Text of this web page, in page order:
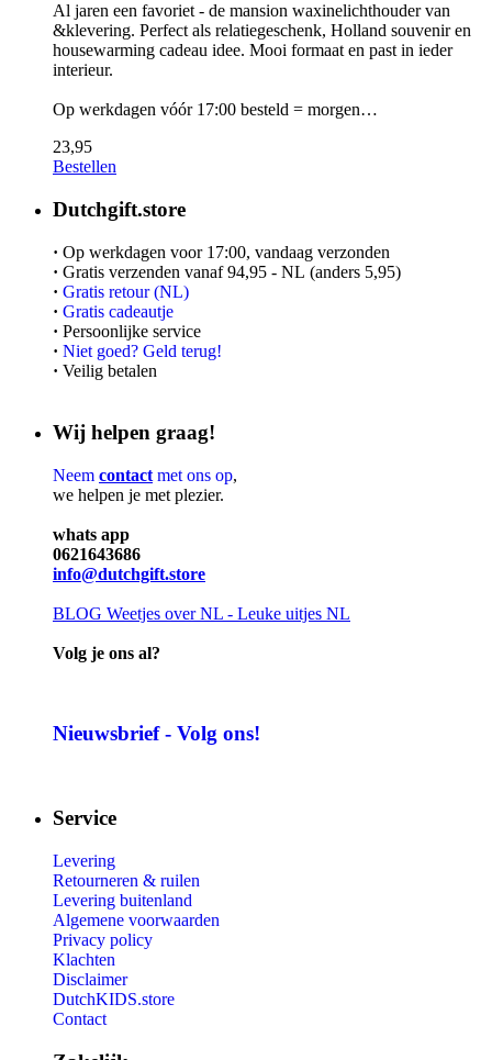
Al jaren een favoriet - de mansion waxinelichthouder van
&klevering. Perfect als relatiegeschenk, Holland souvenir en
housewarming cadeau idee. Mooi formaat en past in ieder
interieur.
Op werkdagen vóór 17:00 besteld = morgen…
23,95
Bestellen
Dutchgift.store
· Op werkdagen voor 17:00, vandaag verzonden
· Gratis verzenden vanaf 94,95 - NL (anders 5,95)
· Gratis retour (NL)
· Gratis cadeautje
· Persoonlijke service
· Niet goed? Geld terug!
· Veilig betalen
Wij helpen graag!
Neem contact met ons op,
we helpen je met plezier.
whats app
0621643686
info@dutchgift.store
BLOG Weetjes over NL - Leuke uitjes NL
Volg je ons al?
Nieuwsbrief - Volg ons!
Service
Levering
Retourneren & ruilen
Levering buitenland
Algemene voorwaarden
Privacy policy
Klachten
Disclaimer
DutchKIDS.store
Contact